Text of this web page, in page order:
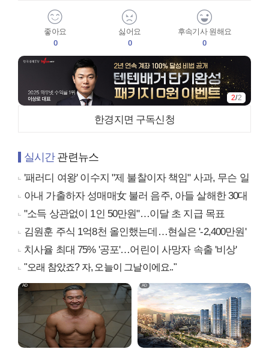
좋아요
0
싫어요
0
후속기사 원해요
0
1/2
한경지면 구독신청
실시간관련뉴스
'패러디 여왕' 이수지 "제 불찰이자 책임" 사과, 무슨 일
아내 가출하자 성매매女 불러 음주, 아들 살해한 30대
"소득 상관없이 1인 50만원"…이달 초 지급 목표
김원훈 주식 1억8천 올인했는데…현실은 '-2,400만원'
치사율 최대 75% '공포'…어린이 사망자 속출 '비상'
"오래 참았죠? 자, 오늘이 그날이에요.."